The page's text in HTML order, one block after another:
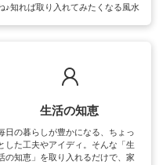
♪知れば取り入れてみたくなる風水
生活の知恵
日の暮らしが豊かになる、ちょっ
した工夫やアイディ。そんな「生
の知恵」を取り入れるだけで、家